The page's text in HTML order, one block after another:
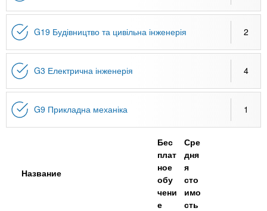
G19 Будівництво та цивільна інженерія 2
G3 Електрична інженерія 4
G9 Прикладна механіка 1
Название
Бес
плат
ное
обу
чени
е
Сре
дня
я
сто
имо
сть